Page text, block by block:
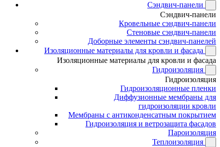
Сэндвич-панели
Сэндвич-панели
Кровельные сэндвич-панели
Стеновые сэндвич-панели
Доборные элементы сэндвич-панелей
Изоляционные материалы для кровли и фасада
Изоляционные материалы для кровли и фасада
Гидроизоляция
Гидроизоляция
Гидроизоляционные пленки
Диффузионные мембраны для
гидроизоляции кровли
Мембраны с антиконденсатным покрытием
Гидроизоляция и ветрозащита фасадов
Пароизоляция
Теплоизоляция